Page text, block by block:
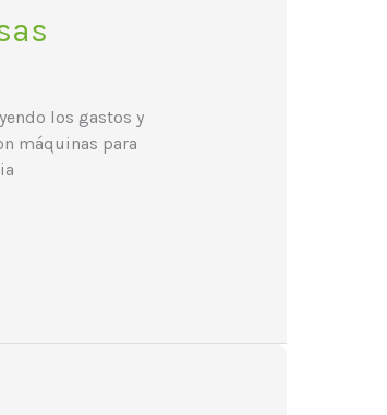
los gastos y
máquinas para